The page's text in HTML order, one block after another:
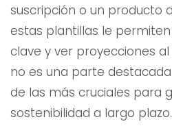
suscripción o un producto
estas plantillas le
clave y ver proyecciones
no es una parte
de las más cruciales para
sostenibilidad a largo plazo.